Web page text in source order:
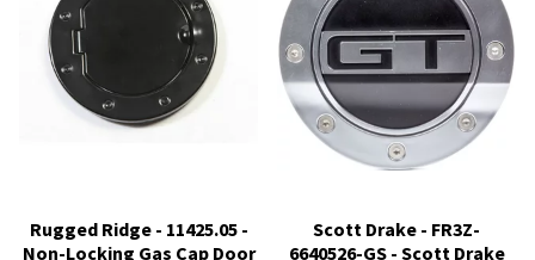
Rugged Ridge - 11425.05 -
Non-Locking Gas Cap Door
Scott Drake - FR3Z-
6640526-GS - Scott Drake